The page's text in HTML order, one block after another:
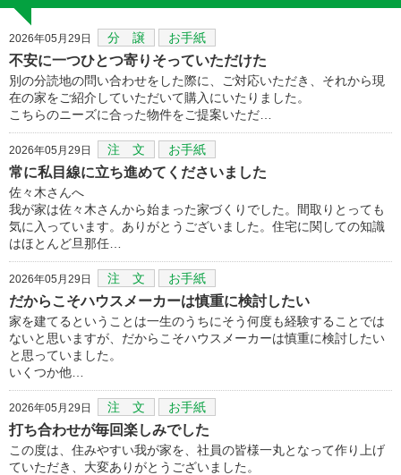
2026年05月29日 分 譲 お手紙
不安に一つひとつ寄りそっていただけた
別の分読地の問い合わせをした際に、ご対応いただき、それから現
在の家をご紹介していただいて購入にいたりました。
こちらのニーズに合った物件をご提案いただ…
2026年05月29日 注 文 お手紙
常に私目線に立ち進めてくださいました
佐々木さんへ
我が家は佐々木さんから始まった家づくりでした。間取りとっても
気に入っています。ありがとうございました。住宅に関しての知識
はほとんど旦那任…
2026年05月29日 注 文 お手紙
だからこそハウスメーカーは慎重に検討したい
家を建てるということは一生のうちにそう何度も経験することでは
ないと思いますが、だからこそハウスメーカーは慎重に検討したい
と思っていました。
いくつか他…
2026年05月29日 注 文 お手紙
打ち合わせが毎回楽しみでした
この度は、住みやすい我が家を、社員の皆様一丸となって作り上げ
ていただき、大変ありがとうございました。